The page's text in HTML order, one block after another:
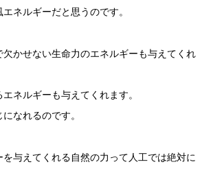
ネルギーだと思うのです。
欠かせない生命力のエネルギーも与えてくれ
ネルギーも与えてくれます。
なれるのです。
を与えてくれる自然の力って人工では絶対に